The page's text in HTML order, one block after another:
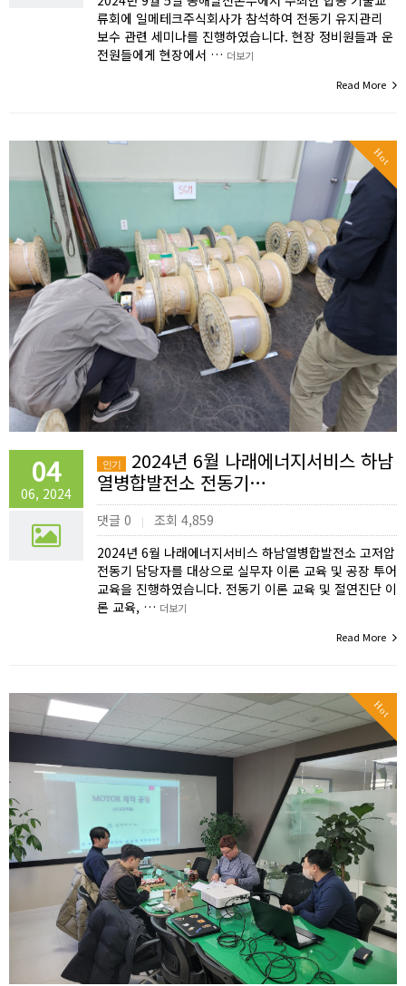
류회에 일메테크주식회사가 참석하여 전동기 유지관리
보수 관련 세미나를 진행하였습니다. 현장 정비원들과 운
전원들에게 현장에서 … 더보기
Read More
Hot
04
06, 2024
인기
2024년 6월 나래에너지서비스 하남
열병합발전소 전동기…
댓글 0 |
조회 4,859
2024년 6월 나래에너지서비스 하남열병합발전소 고저압
전동기 담당자를 대상으로 실무자 이론 교육 및 공장 투어
교육을 진행하였습니다. 전동기 이론 교육 및 절연진단 이
론 교육, … 더보기
Read More
Hot